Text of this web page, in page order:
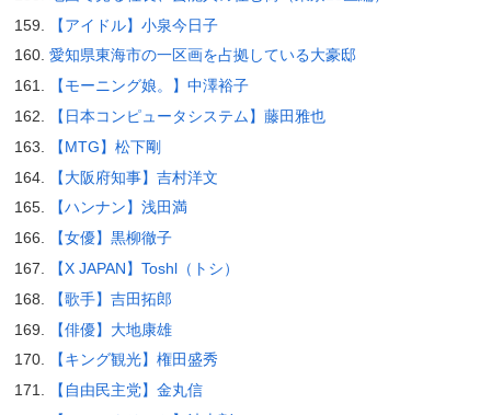
【アイドル】小泉今日子
愛知県東海市の一区画を占拠している大豪邸
【モーニング娘。】中澤裕子
【日本コンピュータシステム】藤田雅也
【MTG】松下剛
【大阪府知事】吉村洋文
【ハンナン】浅田満
【女優】黒柳徹子
【X JAPAN】Toshl（トシ）
【歌手】吉田拓郎
【俳優】大地康雄
【キング観光】権田盛秀
【自由民主党】金丸信